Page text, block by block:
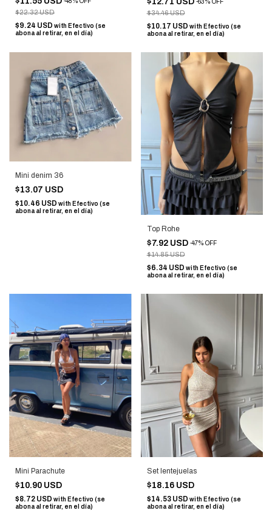
$22.32 USD
$9.24 USD with Efectivo (se
abona al retirar, en el día)
-63% OFF
$34.46 USD
$10.17 USD with Efectivo (se
abona al retirar, en el día)
Mini denim 36
$13.07 USD
$10.46 USD with Efectivo (se
abona al retirar, en el día)
Top Rohe
$7.92 USD -47% OFF
$14.85 USD
$6.34 USD with Efectivo (se
abona al retirar, en el día)
Mini Parachute
$10.90 USD
$8.72 USD with Efectivo (se
abona al retirar, en el día)
Set lentejuelas
$18.16 USD
$14.53 USD with Efectivo (se
abona al retirar, en el día)